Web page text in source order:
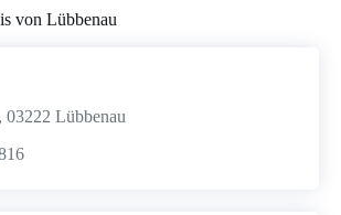
von Lübbenau
Lübbenau